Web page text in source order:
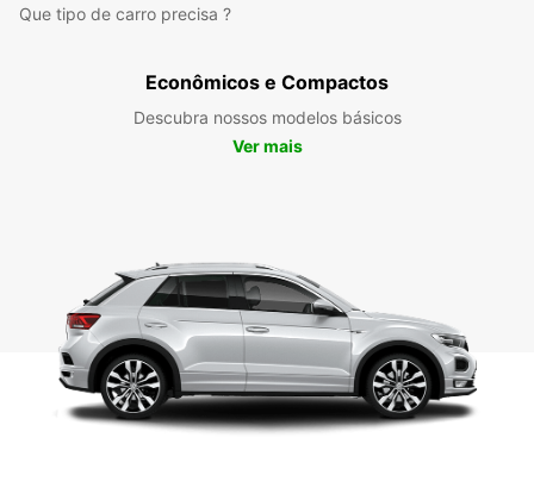
Que tipo de carro precisa ?
Econômicos e Compactos
Descubra nossos modelos básicos
Ver mais